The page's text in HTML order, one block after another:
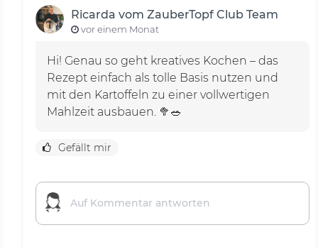
Ricarda vom ZauberTopf Club Team
vor einem Monat
Hi! Genau so geht kreatives Kochen – das
Rezept einfach als tolle Basis nutzen und
mit den Kartoffeln zu einer vollwertigen
Mahlzeit ausbauen. 🥦🥗
Gefällt mir